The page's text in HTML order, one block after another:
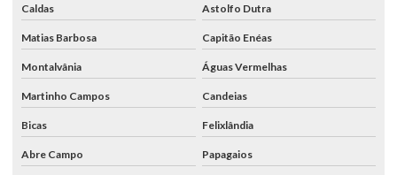
Caldas Astolfo Dutra
Matias Barbosa Capitão Enéas
Montalvânia Águas Vermelhas
Martinho Campos Candeias
Bicas Felixlândia
Abre Campo Papagaios